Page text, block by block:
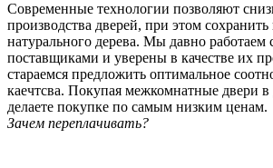
Современные технологии позволяют
производства дверей, при этом сохранить
натурального дерева. Мы давно
поставщиками и уверены в качестве их
стараемся предложить оптимальное
каечтсва. Покупая межкомнатные двери
делаете покупке по самым низким ценам.
Зачем переплачивать?